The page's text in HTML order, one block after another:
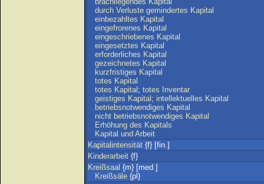
durch Verluste gemindertes Kapital
einbezahltes Kapital
eingefrorenes Kapital
eingeschriebenes Kapital
eingesetztes Kapital
erforderliches Kapital
gezeichnetes Kapital
kurzfristiges Kapital
totes Kapital
totes Kapital ; totes
Inventar
geistiges Kapital ; intellektuelles Kapital
betriebsnotwendiges Kapital
nicht betriebsnotwendiges Kapital
Erhöhung des Kapitals
Kapital und Arbeit
Kapitalintensität {f} [fin.]
Kinderarbeit {f}
Kreißsaal {m} [med.]
Kreißsäle {pl}